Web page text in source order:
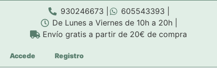
930246673 |
605543393 |
De Lunes a Viernes de 10h a 20h |
Envío gratis a partir de 20€ de compra
Accede Registro